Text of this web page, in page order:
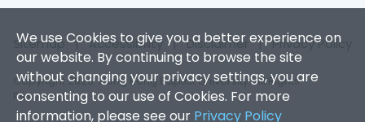
We use Cookies to give you a better experience on
our website. By continuing to browse the site
without changing your privacy settings, you are
consenting to our use of Cookies. For more
information, please see our Privacy Policy
Sitemap |Accessibility |Disclaimer |Privacy Policy
Copyright 2026. Hong Kong Baptist University. All Rights
Reserved.